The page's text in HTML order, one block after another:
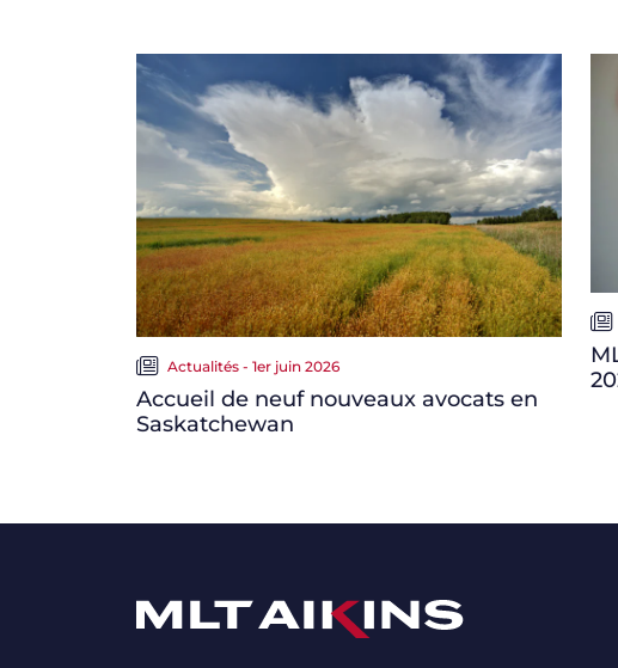
Actualités - 1er juin 2026
Accueil de neuf nouveaux avocats en
Saskatchewan